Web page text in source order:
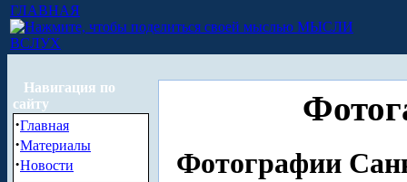
ГЛАВНАЯ
МЫСЛИ
ВСЛУХ
Навигация по
сайту
·Главная
·Материалы
·Новости Фотографии